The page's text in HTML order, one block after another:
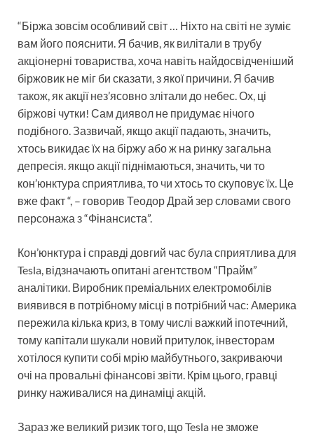
“Біржа зовсім особливий світ … Ніхто на світі не зуміє
вам його пояснити. Я бачив, як вилітали в трубу
акціонерні товариства, хоча навіть найдосвідченіший
біржовик не міг би сказати, з якої причини. Я бачив
також, як акції нез’ясовно злітали до небес. Ох, ці
біржові чутки! Сам диявол не придумає нічого
подібного. Зазвичай, якщо акції падають, значить,
хтось викидає їх на біржу або ж на ринку загальна
депресія. якщо акції піднімаються, значить, чи то
кон’юнктура сприятлива, то чи хтось то скуповує їх. Це
вже факт “, – говорив Теодор Драй зер словами свого
персонажа з “Фінансиста”.
Кон’юнктура і справді довгий час була сприятлива для
Tesla, відзначають опитані агентством “Прайм”
аналітики. Виробник преміальних електромобілів
виявився в потрібному місці в потрібний час: Америка
пережила кілька криз, в тому числі важкий іпотечний,
тому капітали шукали новий притулок, інвесторам
хотілося купити собі мрію майбутнього, закриваючи
очі на провальні фінансові звіти. Крім цього, гравці
ринку наживалися на динаміці акцій.
Зараз же великий ризик того, що Tesla не зможе